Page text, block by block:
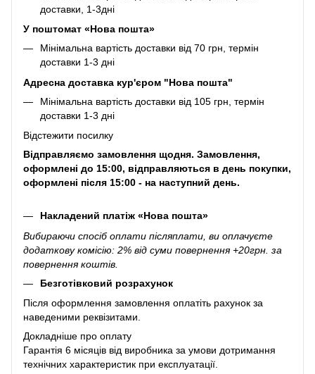
доставки, 1-3дні
У поштомат «Нова пошта»
Мінімальна вартість доставки від 70 грн, термін
доставки 1-3 дні
Адресна доставка кур'єром "Нова пошта"
Мінімальна вартість доставки від 105 грн, термін
доставки 1-3 дні
Відстежити посилку
Відправляємо замовлення щодня. Замовлення,
оформлені до 15:00, відправляються в день покупки,
оформлені після 15:00 - на наступний день.
Накладений платіж «Нова пошта»
Вибираючи спосіб оплати післяплати, ви оплачуєте
додаткову комісію: 2% від суми повернення +20грн. за
повернення коштів.
Безготівковий розрахунок
Після оформлення замовлення оплатіть рахунок за
наведеними реквізитами.
Докладніше про оплату
Гарантія 6 місяців від виробника за умови дотримання
технічних характеристик при експлуатації.